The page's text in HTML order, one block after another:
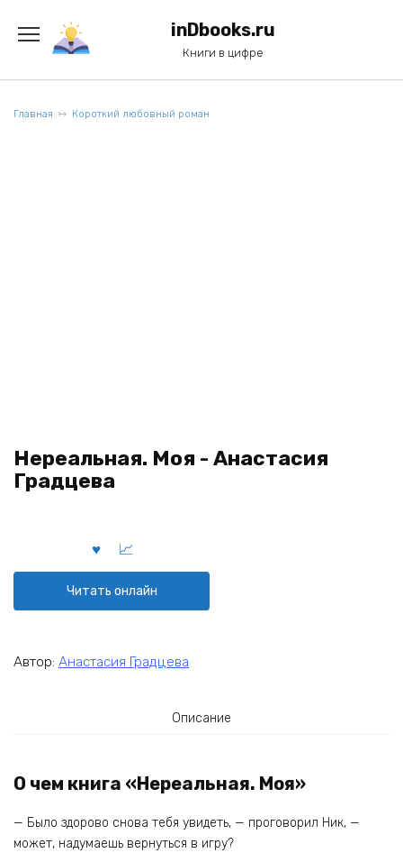
содержанию
inDbooks.ru
Книги в цифре
Главная Короткий любовный роман
Нереальная. Моя - Анастасия
Градцева
Читать онлайн
Автор: Анастасия Градцева
Описание
О чем книга «Нереальная. Моя»
— Было здорово снова тебя увидеть, — проговорил Ник, —
может, надумаешь вернуться в игру?